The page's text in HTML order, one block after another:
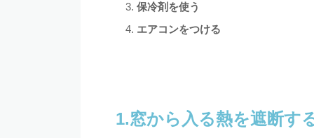
保冷剤を使う
エアコンをつける
1.窓から入る熱を遮断す